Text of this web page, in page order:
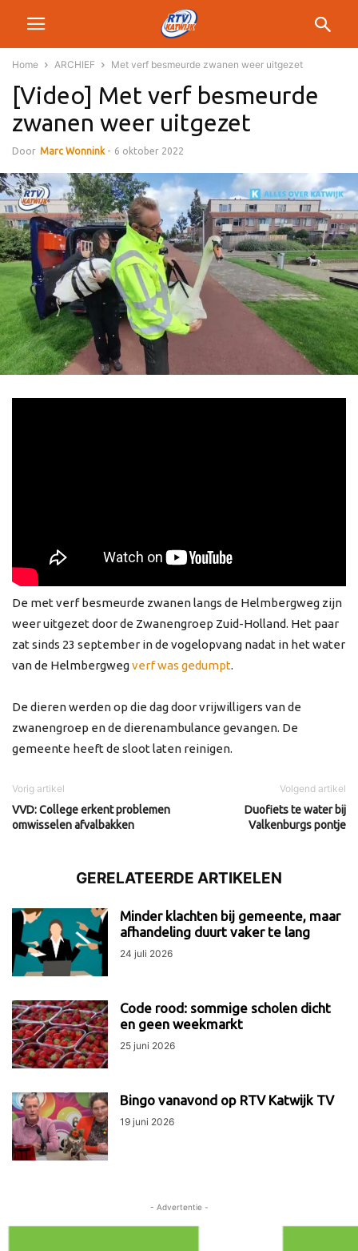
Home ARCHIEF Met verf besmeurde zwanen weer uitgezet
[Video] Met verf besmeurde
zwanen weer uitgezet
Door Marc Wonnink - 6 oktober 2022
De met verf besmeurde zwanen langs de Helmbergweg zijn
weer uitgezet door de Zwanengroep Zuid-Holland. Het paar
zat sinds 23 september in de vogelopvang nadat in het water
van de Helmbergwegverf was gedumpt.
De dieren werden op die dag door vrijwilligers van de
zwanengroep en de dierenambulance gevangen. De
gemeente heeft de sloot laten reinigen.
Vorig artikel
VVD: College erkent problemen
omwisselen afvalbakken
Volgend artikel
Duofiets te water bij
Valkenburgs pontje
GERELATEERDE ARTIKELEN
Minder klachten bij gemeente, maar
afhandeling duurt vaker te lang
24 juli 2026
Code rood: sommige scholen dicht
en geen weekmarkt
25 juni 2026
Bingo vanavond op RTV Katwijk TV
19 juni 2026
- Advertentie -